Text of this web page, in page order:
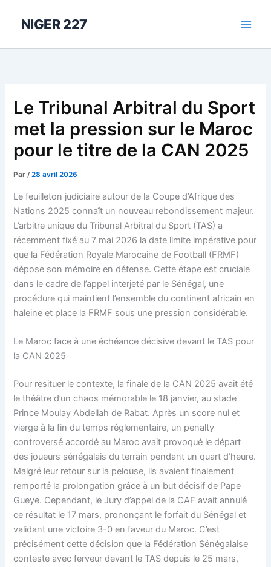
NIGER 227
Le Tribunal Arbitral du Sport
met la pression sur le Maroc
pour le titre de la CAN 2025
Par/28 avril 2026
Le feuilleton judiciaire autour de la Coupe d’Afrique des
Nations 2025 connaît un nouveau rebondissement majeur.
L’arbitre unique du Tribunal Arbitral du Sport (TAS) a
récemment fixé au 7 mai 2026 la date limite impérative pour
que la Fédération Royale Marocaine de Football (FRMF)
dépose son mémoire en défense. Cette étape est cruciale
dans le cadre de l’appel interjeté par le Sénégal, une
procédure qui maintient l’ensemble du continent africain en
haleine et place la FRMF sous une pression considérable.
Le Maroc face à une échéance décisive devant le TAS pour
la CAN 2025
Pour resituer le contexte, la finale de la CAN 2025 avait été
le théâtre d’un chaos mémorable le 18 janvier, au stade
Prince Moulay Abdellah de Rabat. Après un score nul et
vierge à la fin du temps réglementaire, un penalty
controversé accordé au Maroc avait provoqué le départ
des joueurs sénégalais du terrain pendant un quart d’heure.
Malgré leur retour sur la pelouse, ils avaient finalement
remporté la prolongation grâce à un but décisif de Pape
Gueye. Cependant, le Jury d’appel de la CAF avait annulé
ce résultat le 17 mars, prononçant le forfait du Sénégal et
validant une victoire 3-0 en faveur du Maroc. C’est
précisément cette décision que la Fédération Sénégalaise
conteste avec ferveur devant le TAS depuis le 25 mars,